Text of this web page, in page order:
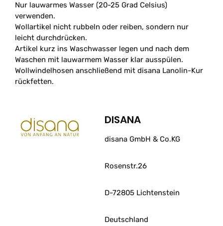
Nur lauwarmes Wasser (20-25 Grad Celsius)
verwenden.
Wollartikel nicht rubbeln oder reiben, sondern nur
leicht durchdrücken.
Artikel kurz ins Waschwasser legen und nach dem
Waschen mit lauwarmem Wasser klar ausspülen.
Wollwindelhosen anschließend mit disana Lanolin-Kur
rückfetten.
DISANA
disana GmbH & Co.KG
Rosenstr.26
D-72805 Lichtenstein
Deutschland